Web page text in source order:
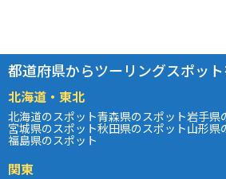
都道府県からツーリングスポッ
北海道・東北
北海道のスポット青森県のスポット岩手県
宮城県のスポット秋田県のスポット山形県
福島県のスポット
関東